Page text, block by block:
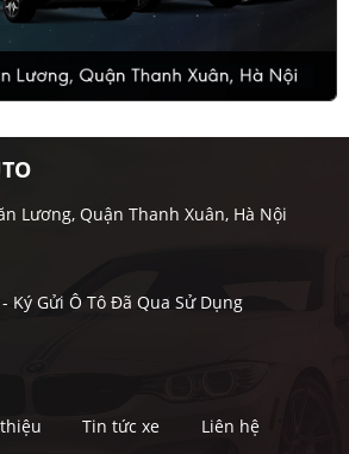
Lương, Quận Thanh Xuân, Hà Nội
Ký Gửi Ô Tô Đã Qua Sử Dụng
Tin tức xe Liên hệ